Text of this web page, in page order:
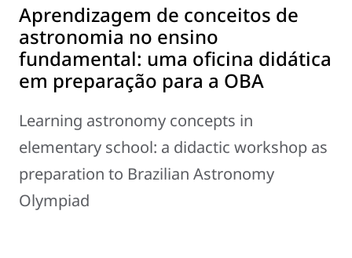
Aprendizagem de conceitos de
astronomia no ensino
fundamental: uma oficina didática
em preparação para a OBA
Learning astronomy concepts in
elementary school: a didactic workshop as
preparation to Brazilian Astronomy
Olympiad